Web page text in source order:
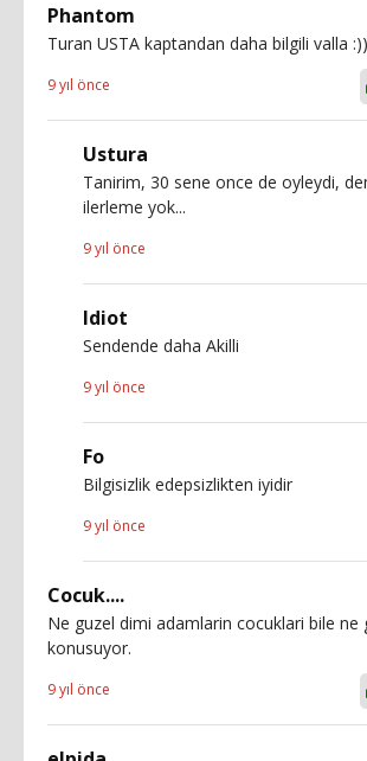
Phantom
Turan USTA kaptandan daha bilgili valla :))
9 yıl önce
Ustura
Tanirim, 30 sene once de oyleydi,
ilerleme yok...
9 yıl önce
Idiot
Sendende daha Akilli
9 yıl önce
Fo
Bilgisizlik edepsizlikten iyidir
9 yıl önce
Cocuk....
Ne guzel dimi adamlarin cocuklari bile ne
konusuyor.
9 yıl önce